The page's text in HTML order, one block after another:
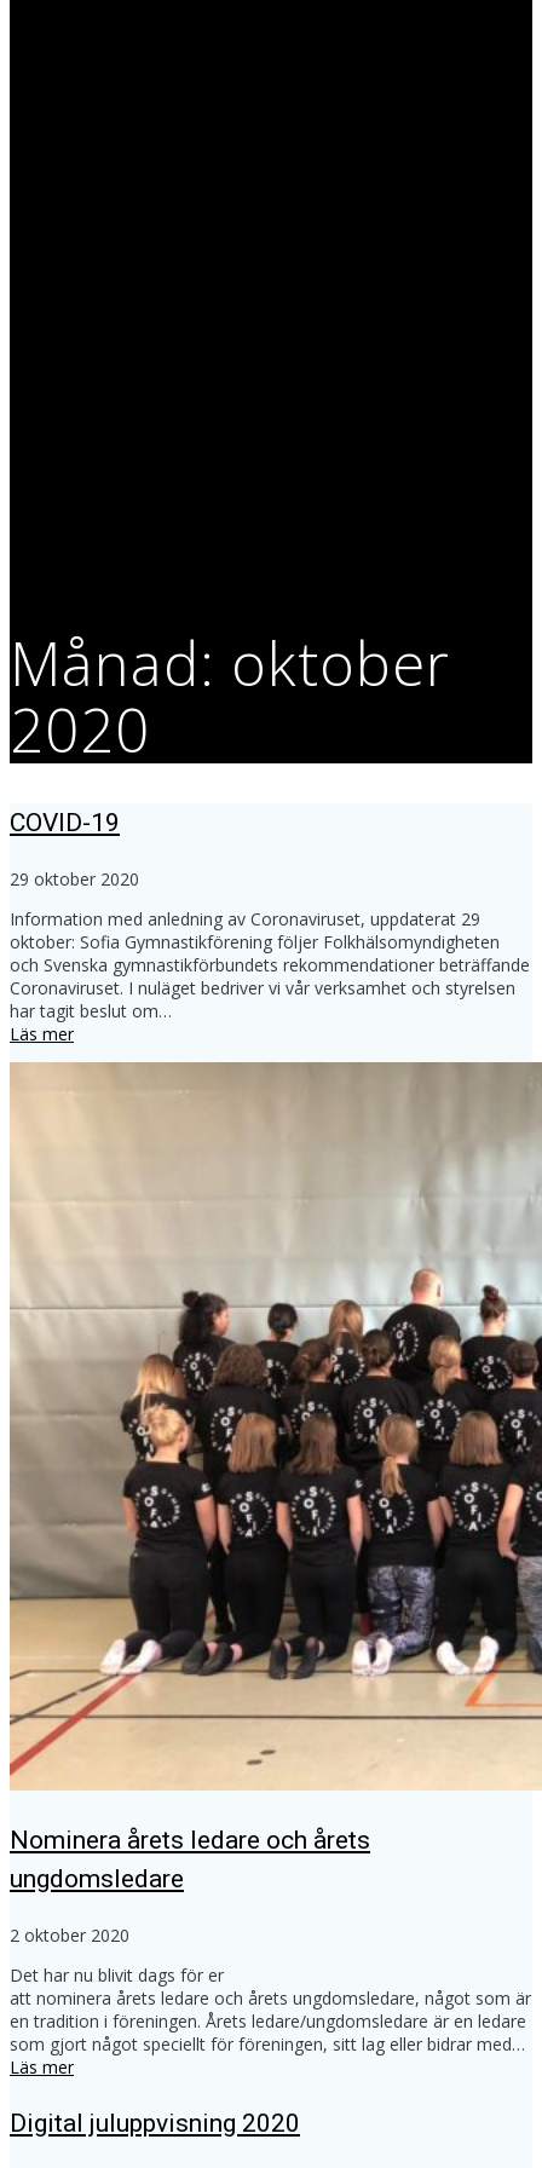
Månad: oktober
2020
COVID-19
29 oktober 2020
Information med anledning av Coronaviruset, uppdaterat 29
oktober: Sofia Gymnastikförening följer Folkhälsomyndigheten
och Svenska gymnastikförbundets rekommendationer beträffande
Coronaviruset. I nuläget bedriver vi vår verksamhet och styrelsen
har tagit beslut om…
Läs mer
Nominera årets ledare och årets
ungdomsledare
2 oktober 2020
Det har nu blivit dags för er
att nominera årets ledare och årets ungdomsledare, något som är
en tradition i föreningen. Årets ledare/ungdomsledare är en ledare
som gjort något speciellt för föreningen, sitt lag eller bidrar med…
Läs mer
Digital juluppvisning 2020